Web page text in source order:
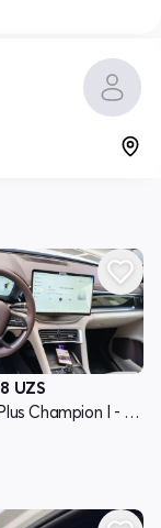
UZS
BYD Song Plus Champion I - поколение